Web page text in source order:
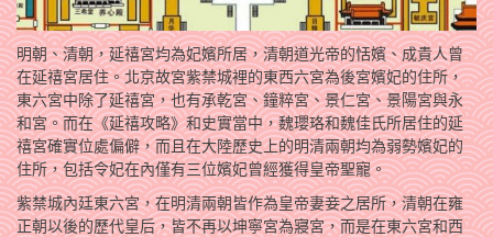
明朝、清朝，延禧宮均為妃嬪所居，清朝道光帝的恬嬪、成貴人曾
在延禧宮居住。北京故宮紫禁城裡的東西六宮為後宮嬪妃的住所，
東六宮中除了延禧宮，也有承乾宮、鐘粹宮、景仁宮、景陽宮與永
和宮。而在《延禧攻略》和史實當中，魏瓔珞和魏佳氏所居住的延
禧宮確實位處偏僻，而且在大陸歷史上的明清兩朝均為弱勢嬪妃的
住所，包括令妃在內僅有三位嬪妃曾經獲得皇帝聖寵。
紫禁城內廷東六宮，在明清兩朝皆作為皇帝妻妾之居所，清朝在雍
正朝以後的歷代皇后，皆不再以坤寧宮為寢宮，而是在東六宮和西